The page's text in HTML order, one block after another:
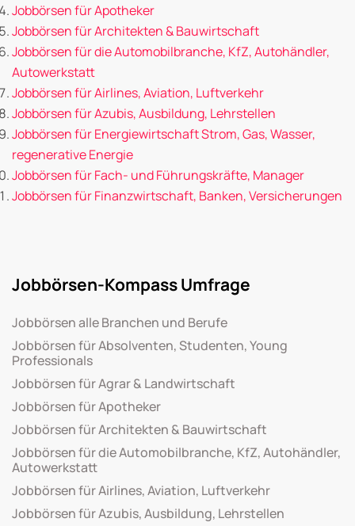
Jobbörsen für Apotheker
Jobbörsen für Architekten & Bauwirtschaft
Jobbörsen für die Automobilbranche, KfZ, Autohändler,
Autowerkstatt
Jobbörsen für Airlines, Aviation, Luftverkehr
Jobbörsen für Azubis, Ausbildung, Lehrstellen
Jobbörsen für Energiewirtschaft Strom, Gas, Wasser,
regenerative Energie
Jobbörsen für Fach- und Führungskräfte, Manager
Jobbörsen für Finanzwirtschaft, Banken, Versicherungen
Jobbörsen-Kompass Umfrage
Jobbörsen alle Branchen und Berufe
Jobbörsen für Absolventen, Studenten, Young
Professionals
Jobbörsen für Agrar & Landwirtschaft
Jobbörsen für Apotheker
Jobbörsen für Architekten & Bauwirtschaft
Jobbörsen für die Automobilbranche, KfZ, Autohändler,
Autowerkstatt
Jobbörsen für Airlines, Aviation, Luftverkehr
Jobbörsen für Azubis, Ausbildung, Lehrstellen